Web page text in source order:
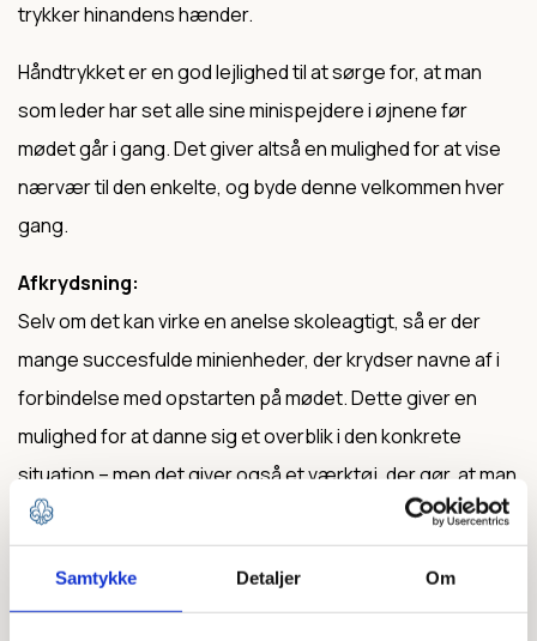
Samtykke Detaljer Om
trykker hinandens hænder.
Håndtrykket er en god lejlighed til at sørge for, at man
som leder har set alle sine minispejdere i øjnene før
mødet går i gang. Det giver altså en mulighed for at vise
nærvær til den enkelte, og byde denne velkommen hver
gang.
Afkrydsning:
Selv om det kan virke en anelse skoleagtigt, så er der
mange succesfulde minienheder, der krydser navne af i
forbindelse med opstarten på mødet. Dette giver en
mulighed for at danne sig et overblik i den konkrete
situation – men det giver også et værktøj, der gør, at man
kan se på udviklingen, af hvor mange spejdere der
kommer til mødet, samt hvor tit de samme kommer. Dette
kan gøre lederne klogere på, hvordan de fremadrettet